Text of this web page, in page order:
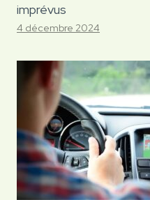
imprévus
4 décembre 2024